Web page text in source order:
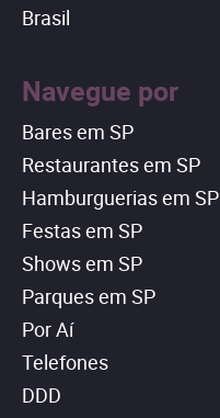
Brasil
Navegue por
Bares em SP
Restaurantes em SP
Hamburguerias em SP
Festas em SP
Shows em SP
Parques em SP
Por Aí
Telefones
DDD